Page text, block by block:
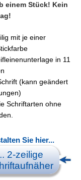
einem Stück! Kein
mit je einer
in 11
(kann geändert
Schriftarten ohne
Sie hier...
2-zeilige